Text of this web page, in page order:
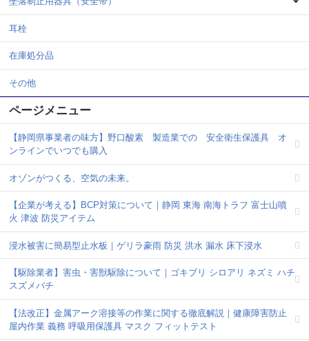
耳栓
在庫処分品
その他
ページメニュー
【静岡県事業者の味方】野口酸素 製造業での 安全衛生保護具 オ
ンラインでいつでも購入
オゾンがつくる、空気の未来。
【企業が考える】BCP対策について｜静岡 東海 南海トラフ 富士山噴
火 津波 防災アイテム
浸水被害に簡易型止水板｜ゲリラ豪雨 防災 洪水 漏水 床下浸水
【駆除業者】害虫・害獣駆除について｜ゴキブリ シロアリ ネズミ ハチ
スズメバチ
【法改正】金属アーク溶接等の作業に関する徹底解説｜健康障害防止
屋内作業 義務 呼吸用保護具 マスク フィットテスト